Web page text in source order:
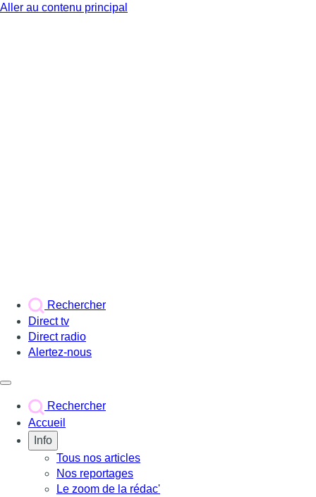
Aller au contenu principal
Rechercher
Direct tv
Direct radio
Alertez-nous
Rechercher
Accueil
Info
Tous nos articles
Nos reportages
Le zoom de la rédac'